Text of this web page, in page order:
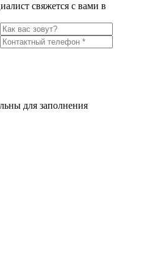
свяжется с вами в
для заполнения